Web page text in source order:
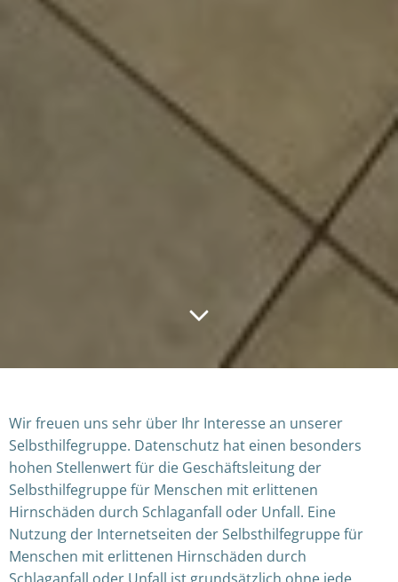
Wir freuen uns sehr über Ihr Interesse an unserer
Selbsthilfegruppe. Datenschutz hat einen besonders
hohen Stellenwert für die Geschäftsleitung der
Selbsthilfegruppe für Menschen mit erlittenen
Hirnschäden durch Schlaganfall oder Unfall. Eine
Nutzung der Internetseiten der Selbsthilfegruppe für
Menschen mit erlittenen Hirnschäden durch
Schlaganfall oder Unfall ist grundsätzlich ohne jede